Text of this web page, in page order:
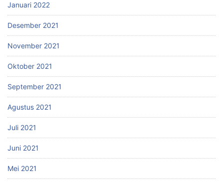
Januari 2022
Desember 2021
November 2021
Oktober 2021
September 2021
Agustus 2021
Juli 2021
Juni 2021
Mei 2021